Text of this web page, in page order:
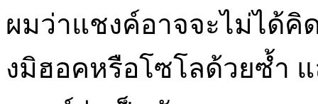
ผมว่าแชงค์อาจจะไม่ได้คิ
งมิฮอคหรือโซโลด้วยซ้ำ